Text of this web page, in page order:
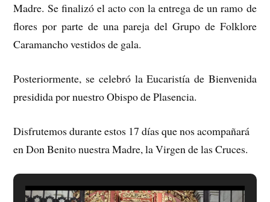
Madre. Se finalizó el acto con la entrega de un ramo de
flores por parte de una pareja del Grupo de Folklore
Caramancho vestidos de gala.
Posteriormente, se celebró la Eucaristía de Bienvenida
presidida por nuestro Obispo de Plasencia.
Disfrutemos durante estos 17 días que nos acompañará
en Don Benito nuestra Madre, la Virgen de las Cruces.